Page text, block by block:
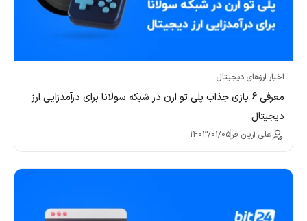
اخبار ارزهای دیجیتال
معرفی 6 بازی جذاب پلی تو ارن در شبکه سولانا برای درآمدزایی ارز
دیجیتال
علی آریان فر1403/01/05